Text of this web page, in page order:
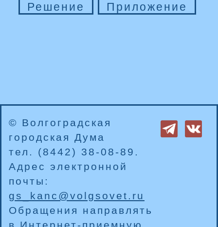
Решение Приложение
© Волгоградская
городская Дума
тел. (8442) 38-08-89.
Адрес электронной
почты:
gs_kanc@volgsovet.ru
Обращения направлять